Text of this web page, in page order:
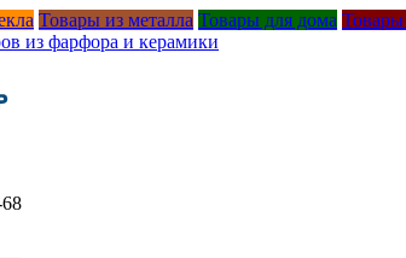
Товары из металла Товары для дома Товары
из фарфора и керамики